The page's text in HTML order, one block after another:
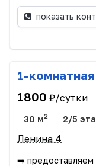
показать
1-
1800 ₽/сутки
30 м2 2/5
Ленина 4
➡️